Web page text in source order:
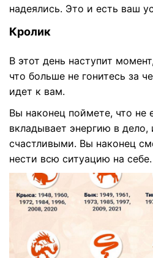
надеялись. Это и есть ваш
Кролик
В этот день наступит
что больше не гонитесь за
идет к вам.
Вы наконец поймете, что не
вкладывает энергию в дело,
счастливыми. Вы наконец
нести всю ситуацию на себе.